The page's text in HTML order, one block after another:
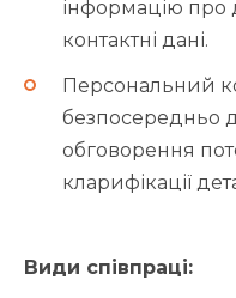
інформацію про
контактні дані.
Персональний
безпосередньо
обговорення
кларифікації
Види співпраці: